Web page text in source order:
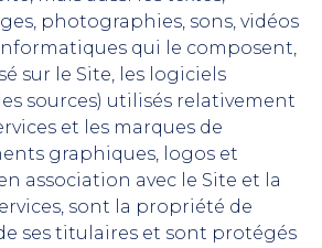
photographies, sons, vidéos
qui le composent,
sur le Site, les logiciels
sources) utilisés relativement
et les marques de
graphiques, logos et
association avec le Site et la
sont la propriété de
ses titulaires et sont protégés